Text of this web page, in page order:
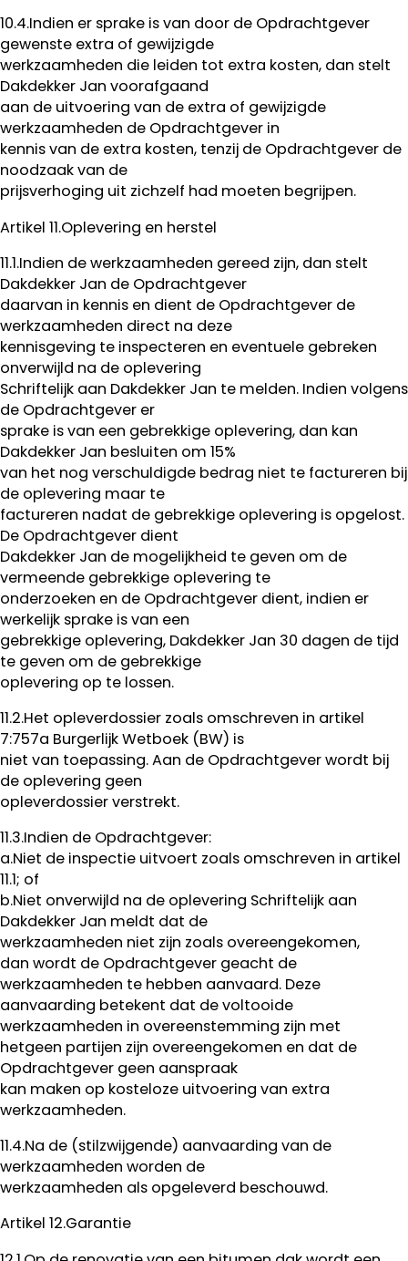
10.4.Indien er sprake is van door de Opdrachtgever
gewenste extra of gewijzigde
werkzaamheden die leiden tot extra kosten, dan stelt
Dakdekker Jan voorafgaand
aan de uitvoering van de extra of gewijzigde
werkzaamheden de Opdrachtgever in
kennis van de extra kosten, tenzij de Opdrachtgever de
noodzaak van de
prijsverhoging uit zichzelf had moeten begrijpen.
Artikel 11.Oplevering en herstel
11.1.Indien de werkzaamheden gereed zijn, dan stelt
Dakdekker Jan de Opdrachtgever
daarvan in kennis en dient de Opdrachtgever de
werkzaamheden direct na deze
kennisgeving te inspecteren en eventuele gebreken
onverwijld na de oplevering
Schriftelijk aan Dakdekker Jan te melden. Indien volgens
de Opdrachtgever er
sprake is van een gebrekkige oplevering, dan kan
Dakdekker Jan besluiten om 15%
van het nog verschuldigde bedrag niet te factureren bij
de oplevering maar te
factureren nadat de gebrekkige oplevering is opgelost.
De Opdrachtgever dient
Dakdekker Jan de mogelijkheid te geven om de
vermeende gebrekkige oplevering te
onderzoeken en de Opdrachtgever dient, indien er
werkelijk sprake is van een
gebrekkige oplevering, Dakdekker Jan 30 dagen de tijd
te geven om de gebrekkige
oplevering op te lossen.
11.2.Het opleverdossier zoals omschreven in artikel
7:757a Burgerlijk Wetboek (BW) is
niet van toepassing. Aan de Opdrachtgever wordt bij
de oplevering geen
opleverdossier verstrekt.
11.3.Indien de Opdrachtgever:
a.Niet de inspectie uitvoert zoals omschreven in artikel
11.1; of
b.Niet onverwijld na de oplevering Schriftelijk aan
Dakdekker Jan meldt dat de
werkzaamheden niet zijn zoals overeengekomen,
dan wordt de Opdrachtgever geacht de
werkzaamheden te hebben aanvaard. Deze
aanvaarding betekent dat de voltooide
werkzaamheden in overeenstemming zijn met
hetgeen partijen zijn overeengekomen en dat de
Opdrachtgever geen aanspraak
kan maken op kosteloze uitvoering van extra
werkzaamheden.
11.4.Na de (stilzwijgende) aanvaarding van de
werkzaamheden worden de
werkzaamheden als opgeleverd beschouwd.
Artikel 12.Garantie